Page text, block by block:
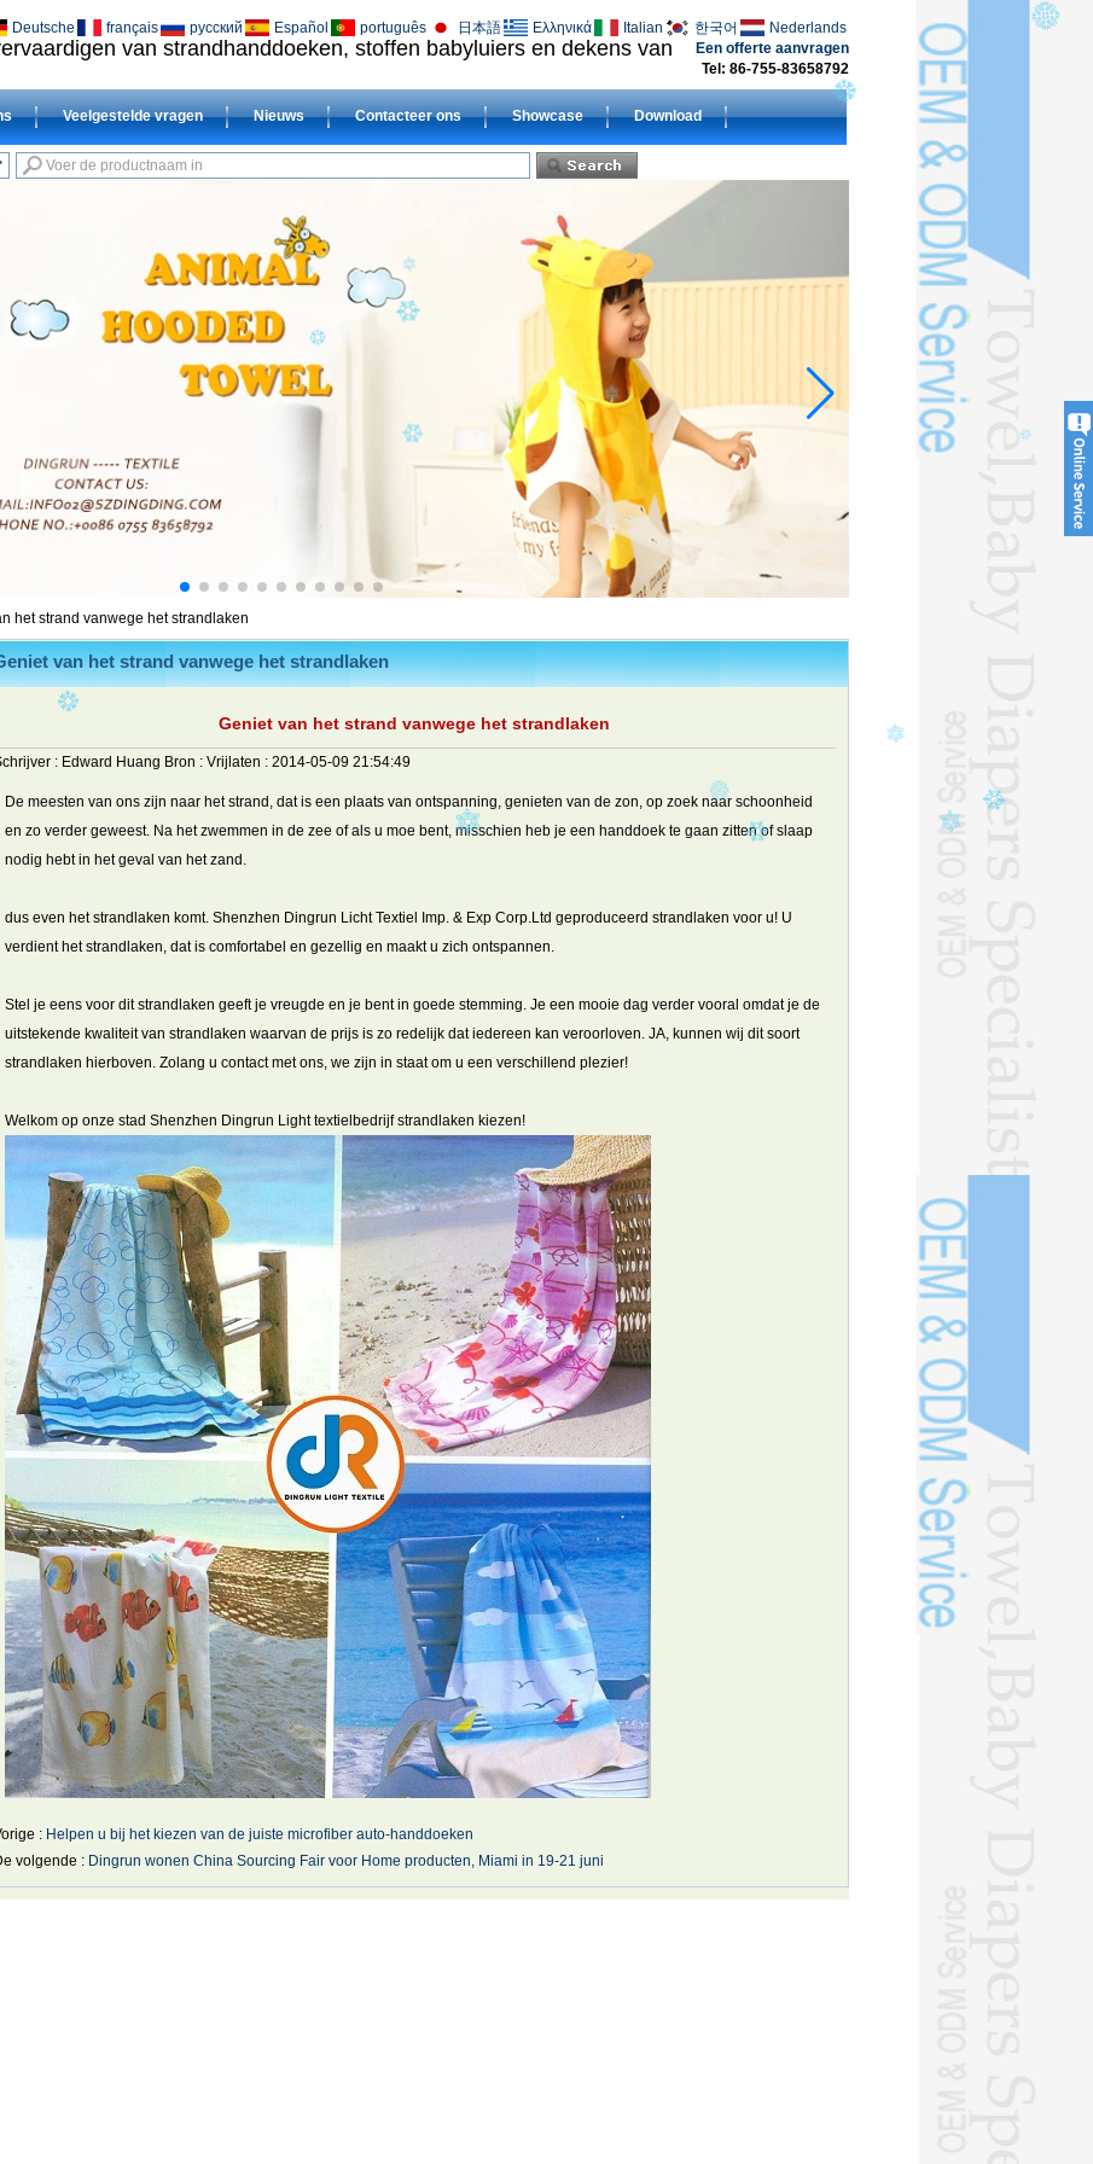
van strandhanddoeken, stoffen babyluiers en dekens van
Tel: 86-755-83658792
Een offerte aanvragen
Deutsche français русский Español português 日本語 Ελληνικά Italian 한국어 Nederlands
Veelgestelde vragen Nieuws Contacteer ons Showcase Download
het strand vanwege het strandlaken
van het strand vanwege het strandlaken
Geniet van het strand vanwege het strandlaken
: Edward Huang Bron : Vrijlaten : 2014-05-09 21:54:49
De meesten van ons zijn naar het strand, dat is een plaats van ontspanning, genieten van de zon, op zoek naar schoonheid
en zo verder geweest. Na het zwemmen in de zee of als u moe bent, misschien heb je een handdoek te gaan zitten of slaap
nodig hebt in het geval van het zand.
dus even het strandlaken komt. Shenzhen Dingrun Licht Textiel Imp. & Exp Corp.Ltd geproduceerd strandlaken voor u! U
verdient het strandlaken, dat is comfortabel en gezellig en maakt u zich ontspannen.
Stel je eens voor dit strandlaken geeft je vreugde en je bent in goede stemming. Je een mooie dag verder vooral omdat je de
uitstekende kwaliteit van strandlaken waarvan de prijs is zo redelijk dat iedereen kan veroorloven. JA, kunnen wij dit soort
strandlaken hierboven. Zolang u contact met ons, we zijn in staat om u een verschillend plezier!
Welkom op onze stad Shenzhen Dingrun Light textielbedrijf strandlaken kiezen!
: Helpen u bij het kiezen van de juiste microfiber auto-handdoeken
volgende : Dingrun wonen China Sourcing Fair voor Home producten, Miami in 19-21 juni